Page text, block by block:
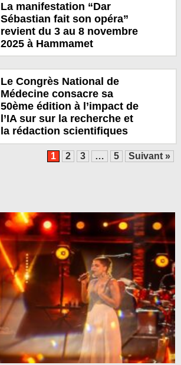
La manifestation “Dar
Sébastian fait son opéra”
revient du 3 au 8 novembre
2025 à Hammamet
Le Congrès National de
Médecine consacre sa
50ème édition à l’impact de
l’IA sur sur la recherche et
la rédaction scientifiques
1 2 3 … 5 Suivant »